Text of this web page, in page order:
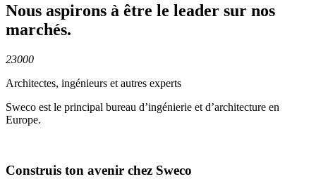
Nous aspirons à être le leader sur nos
marchés.
23000
Architectes, ingénieurs et autres experts
Sweco est le principal bureau d’ingénierie et d’architecture en
Europe.
Construis ton avenir chez Sweco